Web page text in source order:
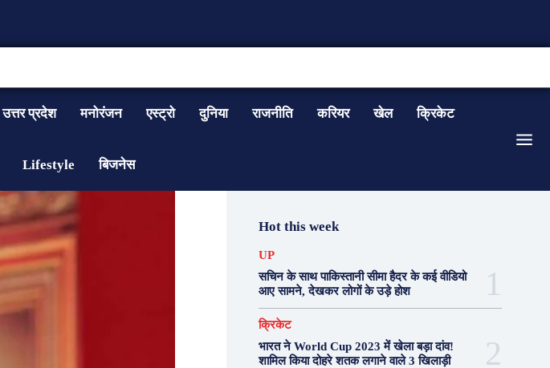
उत्तर प्रदेश मनोरंजन एस्ट्रो दुनिया राजनीति करियर खेल क्रिकेट
Lifestyle बिजनेस
Hot this week
UP
सचिन के साथ पाकिस्तानी सीमा हैदर के कई वीडियो
आए सामने, देखकर लोगों के उड़े होश
क्रिकेट
भारत ने World Cup 2023 में खेला बड़ा दांव!
शामिल किया दोहरे शतक लगाने वाले 3 खिलाड़ी